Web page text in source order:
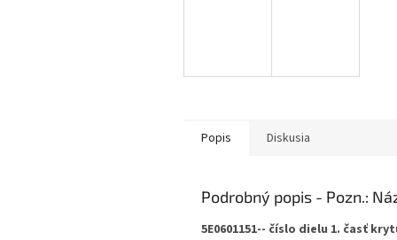
Popis Diskusia
Podrobný popis
5E0601151-- číslo dielu 1. časť